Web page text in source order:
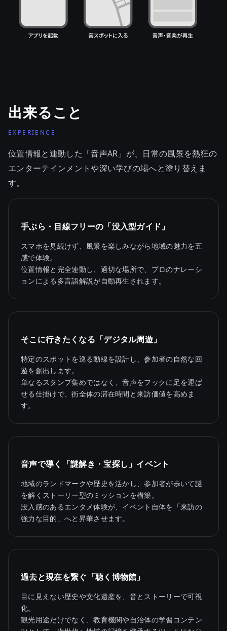
出来ること
EXPERIENCE
位置情報と連動した「音声AR」が、日常の風景を熱狂の
エンターテインメントや深い学びの場へと塗り替えま
す。
手ぶら・目線フリーの「没入型ガイド」
スマホを見続けず、風景を楽しみながら地域の魅力を五
感で体験。
位置情報と完全連動し、適切な場所で、プロのナレーシ
ョンによる多言語解説が自動再生されます。
そこに行きたくなる「デジタル周遊」
特定のスポットを巡る動線を設計し、参加者の自然な回
遊を創出します。
単なるスタンプ集めではなく、音声をフックに足を運ば
せる仕掛けで、街全体の滞在時間と来訪価値を高めま
す。
音声で導く「謎解き・宝探し」イベント
地域のランドマークや歴史を活かし、参加者が歩いて謎
を解くストーリー型のミッションを構築。
没入感のあるエンタメ体験が、イベント自体を「来訪の
強力な目的」へと昇華させます。
過去と現在を繋ぐ「聴く博物館」
目に見えない歴史や文化遺産を、音とストーリーで可視
化。
観光用途だけでなく、教育機関や自治体の学習コンテン